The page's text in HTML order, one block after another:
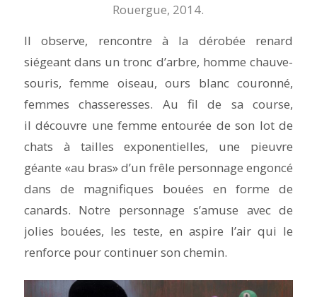
Rouergue, 2014.
Il observe, rencontre à la dérobée renard
siégeant dans un tronc d’arbre, homme chauve-
souris, femme oiseau, ours blanc couronné,
femmes chasseresses. Au fil de sa course,
il découvre une femme entourée de son lot de
chats à tailles exponentielles, une pieuvre
géante «au bras» d’un frêle personnage engoncé
dans de magnifiques bouées en forme de
canards. Notre personnage s’amuse avec de
jolies bouées, les teste, en aspire l’air qui le
renforce pour continuer son chemin.